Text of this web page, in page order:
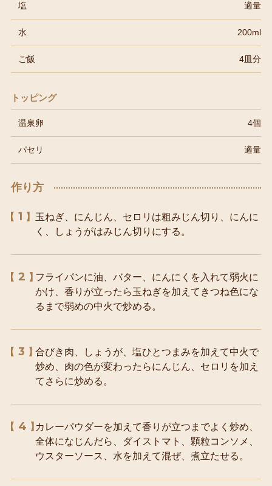
塩 適量
水 200ml
ご飯 4皿分
トッピング
温泉卵 4個
パセリ 適量
作り方
1
玉ねぎ、にんじん、セロリは粗みじん切り、にんに
く、しょうがはみじん切りにする。
2
フライパンに油、バター、にんにくを入れて弱火に
かけ、香りが立ったら玉ねぎを加えてきつね色にな
るまで弱めの中火で炒める。
3
合びき肉、しょうが、塩ひとつまみを加えて中火で
炒め、肉の色が変わったらにんじん、セロリを加え
てさらに炒める。
4
カレーパウダーを加えて香りが立つまでよく炒め、
全体になじんだら、ダイストマト、顆粒コンソメ、
ウスターソース、水を加えて混ぜ、煮立たせる。